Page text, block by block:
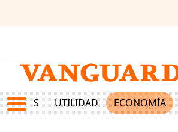
UTILIDAD ECONOMÍA